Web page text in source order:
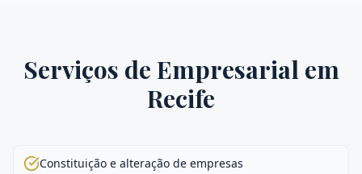
Serviços de Empresarialem
Recife
Constituição e alteração de empresas